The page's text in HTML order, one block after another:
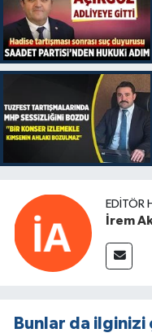
EDITÖR
İrem
Bunlar da ilginizi